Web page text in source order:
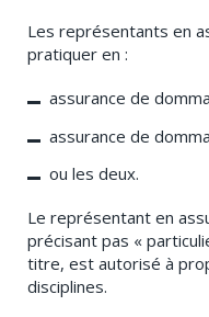
​Les représentants en
pratiquer en :
assurance de
assurance de
ou les deux.
Le représentant en
précisant pas «
titre, est autorisé à
disciplines.